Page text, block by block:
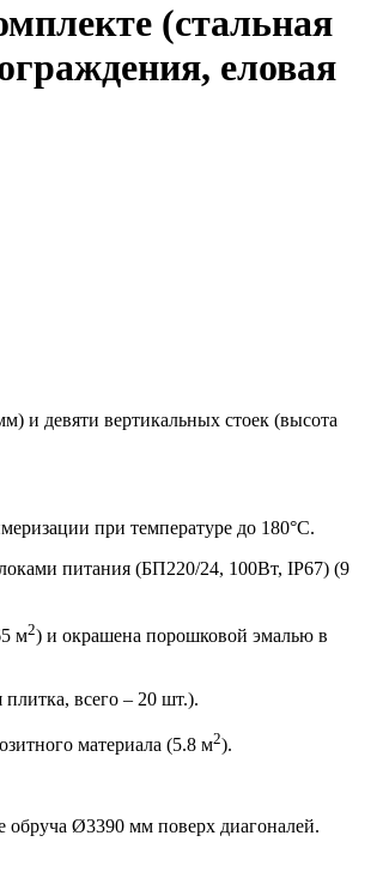
(стальная
еловая
и девяти вертикальных стоек (высота
при температуре до 180°С.
питания (БП220/24, 100Вт, IP67) (9
м2) и окрашена порошковой эмалью в
всего – 20 шт.).
материала (5.8 м2).
обруча Ø3390 мм поверх диагоналей.